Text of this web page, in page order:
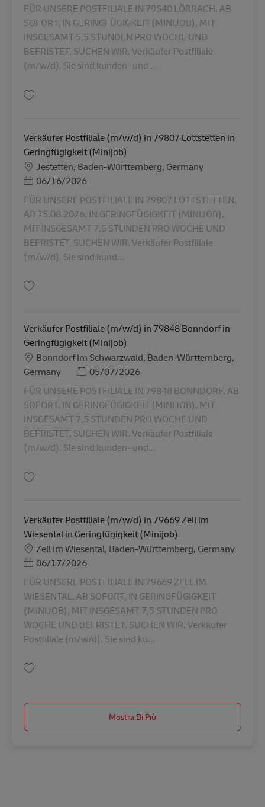
FÜR UNSERE POSTFILIALE IN 79540 LÖRRACH, AB
SOFORT, IN GERINGFÜGIGKEIT (MINIJOB), MIT
INSGESAMT 5,5 STUNDEN PRO WOCHE UND
BEFRISTET, SUCHEN WIR. Verkäufer Postfiliale
(m/w/d). Sie sind kunden- und ...
Verkäufer Postfiliale (m/w/d) in 79807 Lottstetten in
Geringfügigkeit (Minijob)
SedeJestetten, Baden-Württemberg, Germany
Posted Date
06/16/2026
FÜR UNSERE POSTFILIALE IN 79807 LOTTSTETTEN,
AB 15.08.2026, IN GERINGFÜGIGKEIT (MINIJOB),
MIT INSGESAMT 7,5 STUNDEN PRO WOCHE UND
BEFRISTET, SUCHEN WIR. Verkäufer Postfiliale
(m/w/d). Sie sind kund...
Verkäufer Postfiliale (m/w/d) in 79848 Bonndorf in
Geringfügigkeit (Minijob)
SedeBonndorf im Schwarzwald, Baden-Württemberg,
Germany
Posted Date
05/07/2026
FÜR UNSERE POSTFILIALE IN 79848 BONNDORF, AB
SOFORT, IN GERINGFÜGIGKEIT (MINIJOB), MIT
INSGESAMT 7,5 STUNDEN PRO WOCHE UND
BEFRISTET, SUCHEN WIR. Verkäufer Postfiliale
(m/w/d). Sie sind kunden- und...
Verkäufer Postfiliale (m/w/d) in 79669 Zell im
Wiesental in Geringfügigkeit (Minijob)
SedeZell im Wiesental, Baden-Württemberg, Germany
Posted Date
06/17/2026
FÜR UNSERE POSTFILIALE IN 79669 ZELL IM
WIESENTAL, AB SOFORT, IN GERINGFÜGIGKEIT
(MINIJOB), MIT INSGESAMT 7,5 STUNDEN PRO
WOCHE UND BEFRISTET, SUCHEN WIR. Verkäufer
Postfiliale (m/w/d). Sie sind ku...
Mostra Di Più